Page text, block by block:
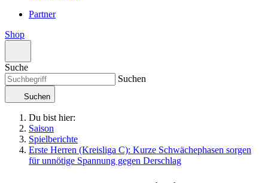
Partner
Shop
Suche
Suchen
Suchen
Du bist hier:
Saison
Spielberichte
Erste Herren (Kreisliga C): Kurze Schwächephasen sorgen
für unnötige Spannung gegen Derschlag